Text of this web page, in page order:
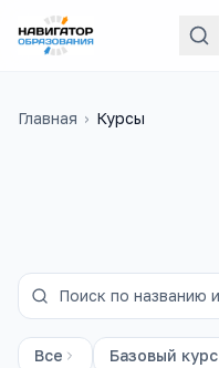
Главная › Курсы
Все Базовый курс